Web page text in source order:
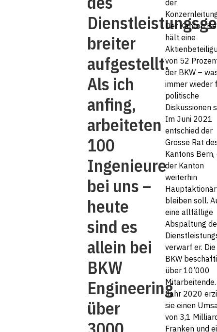
breiter
aufgestellt.
Als ich
anfing,
arbeiteten
100
Ingenieure
bei uns –
heute
sind es
allein bei
BKW
Engineering
über
der
Der Kanton
hält eine
von 52
der BKW –
immer wieder
politische
Diskussionen
Im Juni 2021
entschied der
Grosse Rat
Kantons Bern,
der Kanton
weiterhin
Hauptaktionär
bleiben soll.
eine allfällige
Abspaltung
verwarf er. Die
BKW
über 10’000
Jahr 2020
sie einen
von 3,1
Franken und